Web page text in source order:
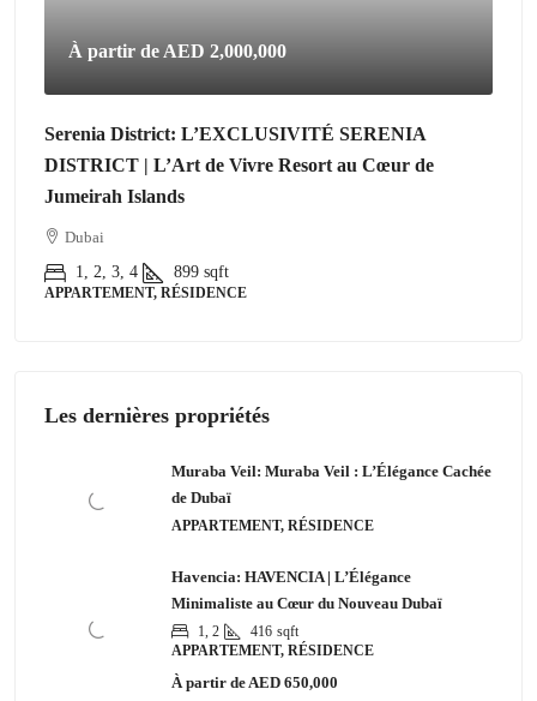
À partir de AED 2,000,000
Serenia District: L’EXCLUSIVITÉ SERENIA
DISTRICT | L’Art de Vivre Resort au Cœur de
Jumeirah Islands
Dubai
1, 2, 3, 4
899 sqft
APPARTEMENT, RÉSIDENCE
Les dernières propriétés
Muraba Veil: Muraba Veil : L’Élégance Cachée
de Dubaï
APPARTEMENT, RÉSIDENCE
Havencia: HAVENCIA | L’Élégance
Minimaliste au Cœur du Nouveau Dubaï
1, 2 416 sqft
APPARTEMENT, RÉSIDENCE
À partir de AED 650,000